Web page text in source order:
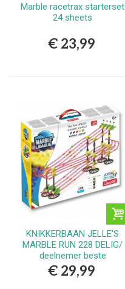
Marble racetrax starterset
24 sheets
€ 23,99
KNIKKERBAAN JELLE'S
MARBLE RUN 228 DELIG/
deelnemer beste
speelgoed v Nl 2020
€ 29,99